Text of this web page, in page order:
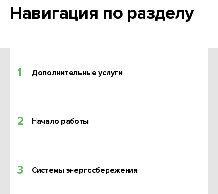
Навигация по разделу
1 Дополнительные услуги
2 Начало работы
3 Системы энергосбережения